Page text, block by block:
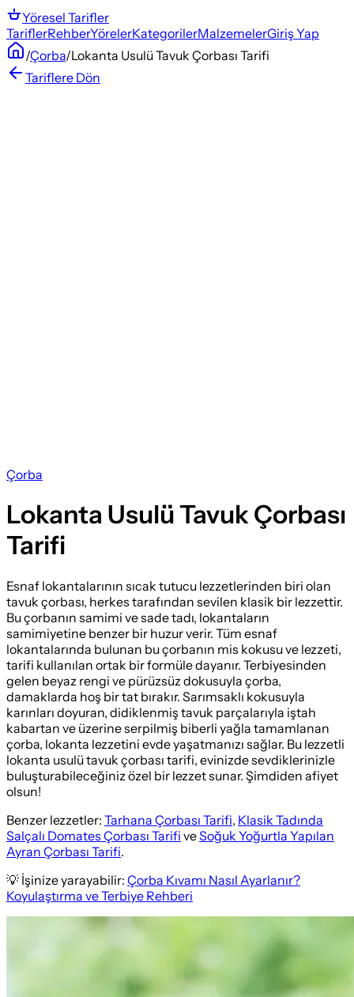
Yöresel Tarifler
TariflerRehberYörelerKategorilerMalzemelerGiriş Yap
/Çorba/Lokanta Usulü Tavuk Çorbası Tarifi
Tariflere Dön
Çorba
Lokanta Usulü Tavuk Çorbası
Tarifi
Esnaf lokantalarının sıcak tutucu lezzetlerinden biri olan
tavuk çorbası, herkes tarafından sevilen klasik bir lezzettir.
Bu çorbanın samimi ve sade tadı, lokantaların
samimiyetine benzer bir huzur verir. Tüm esnaf
lokantalarında bulunan bu çorbanın mis kokusu ve lezzeti,
tarifi kullanılan ortak bir formüle dayanır. Terbiyesinden
gelen beyaz rengi ve pürüzsüz dokusuyla çorba,
damaklarda hoş bir tat bırakır. Sarımsaklı kokusuyla
karınları doyuran, didiklenmiş tavuk parçalarıyla iştah
kabartan ve üzerine serpilmiş biberli yağla tamamlanan
çorba, lokanta lezzetini evde yaşatmanızı sağlar. Bu lezzetli
lokanta usulü tavuk çorbası tarifi, evinizde sevdiklerinizle
buluşturabileceğiniz özel bir lezzet sunar. Şimdiden afiyet
olsun!
Benzer lezzetler: Tarhana Çorbası Tarifi, Klasik Tadında
Salçalı Domates Çorbası Tarifi veSoğuk Yoğurtla Yapılan
Ayran Çorbası Tarifi.
💡 İşinize yarayabilir: Çorba Kıvamı Nasıl Ayarlanır?
Koyulaştırma ve Terbiye Rehberi